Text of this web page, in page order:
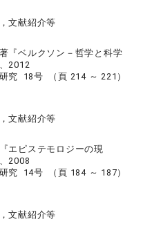
文献紹介等
『ベルクソン－哲学と科学
2012
究 18号 （頁 214 ～ 221）
文献紹介等
エピステモロジーの現
2008
究 14号 （頁 184 ～ 187）
文献紹介等